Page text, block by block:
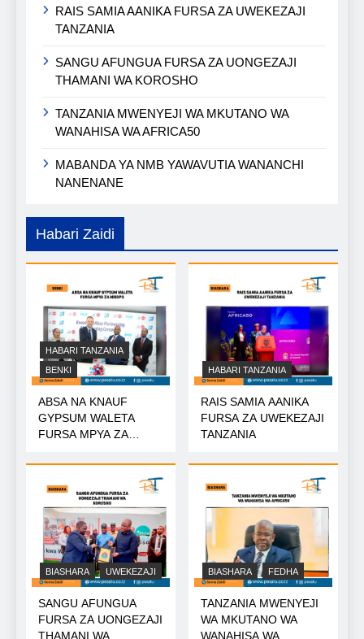
RAIS SAMIA AANIKA FURSA ZA UWEKEZAJI
TANZANIA
SANGU AFUNGUA FURSA ZA UONGEZAJI
THAMANI WA KOROSHO
TANZANIA MWENYEJI WA MKUTANO WA
WANAHISA WA AFRICA50
MABANDA YA NMB YAWAVUTIA WANANCHI
NANENANE
Habari Zaidi
HABARI TANZANIA
BENKI
ABSA NA KNAUF
GYPSUM WALETA
FURSA MPYA ZA
HABARI TANZANIA
RAIS SAMIA AANIKA
FURSA ZA UWEKEZAJI
TANZANIA
BIASHARA UWEKEZAJI
SANGU AFUNGUA
FURSA ZA UONGEZAJI
THAMANI WA
BIASHARA FEDHA
TANZANIA MWENYEJI
WA MKUTANO WA
WANAHISA WA